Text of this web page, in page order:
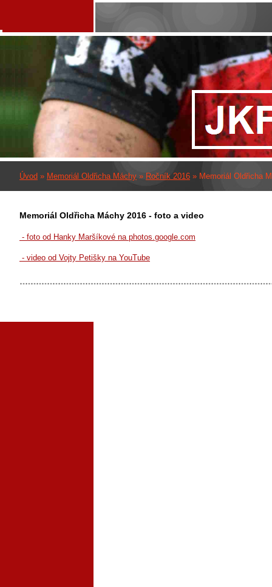
Úvod » Memoriál Oldřicha Máchy » Ročník 2016 » Memoriál Oldřicha
Memoriál Oldřicha Máchy 2016 - foto a video
- foto od Hanky Maršíkové na photos.google.com
- video od Vojty Petišky na YouTube